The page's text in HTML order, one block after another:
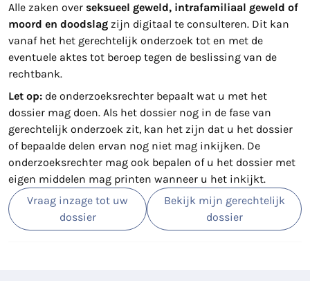
Alle zaken over seksueel geweld, intrafamiliaal geweld of
moord en doodslag zijn digitaal te consulteren. Dit kan
vanaf het het gerechtelijk onderzoek tot en met de
eventuele aktes tot beroep tegen de beslissing van de
rechtbank.
Let op: de onderzoeksrechter bepaalt wat u met het
dossier mag doen. Als het dossier nog in de fase van
gerechtelijk onderzoek zit, kan het zijn dat u het dossier
of bepaalde delen ervan nog niet mag inkijken. De
onderzoeksrechter mag ook bepalen of u het dossier met
eigen middelen mag printen wanneer u het inkijkt.
Vraag inzage tot uw
dossier
Bekijk mijn gerechtelijk
dossier